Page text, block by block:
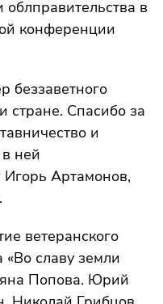
в
конференции
беззаветного
стране. Спасибо за
и
ней
Артамонов,
ветеранского
славу земли
Попова. Юрий